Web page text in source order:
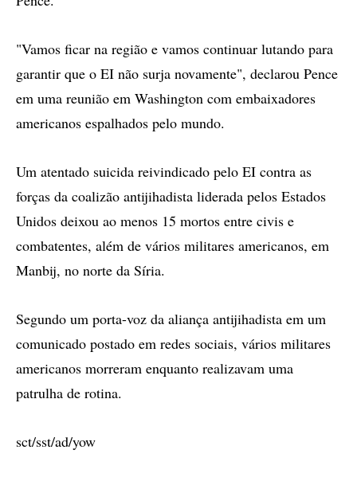
"Vamos ficar na região e vamos continuar lutando para
garantir que o EI não surja novamente", declarou Pence
em uma reunião em Washington com embaixadores
americanos espalhados pelo mundo.
Um atentado suicida reivindicado pelo EI contra as
forças da coalizão antijihadista liderada pelos Estados
Unidos deixou ao menos 15 mortos entre civis e
combatentes, além de vários militares americanos, em
Manbij, no norte da Síria.
Segundo um porta-voz da aliança antijihadista em um
comunicado postado em redes sociais, vários militares
americanos morreram enquanto realizavam uma
patrulha de rotina.
sct/sst/ad/yow